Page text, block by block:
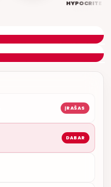
HYPOCRITE
ĮRAŠAS
DABAR